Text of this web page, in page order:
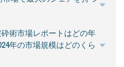
術市場レポートはどの年
年の市場規模はどのくら